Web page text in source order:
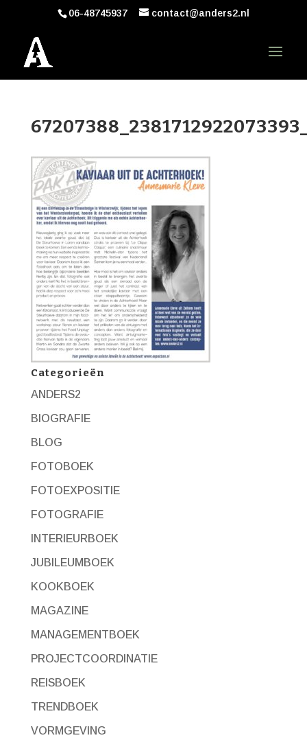
06-48745937 contact@anders2.nl
Categorieën
ANDERS2
BIOGRAFIE
BLOG
FOTOBOEK
FOTOEXPOSITIE
FOTOGRAFIE
INTERIEURBOEK
JUBILEUMBOEK
KOOKBOEK
MAGAZINE
MANAGEMENTBOEK
PROJECTCOORDINATIE
REISBOEK
TRENDBOEK
VORMGEVING